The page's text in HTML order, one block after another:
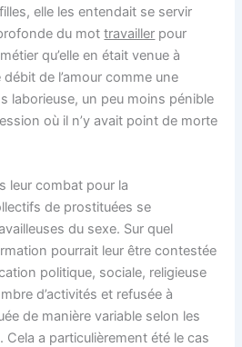
elle les entendait se servir
du mottravailler pour
qu’elle en était venue à
de l’amour comme une
laborieuse, un peu moins pénible
où il n’y avait point de morte
leur combat pour la
de prostituées se
du sexe. Sur quel
pourrait leur être contestée
politique, sociale, religieuse
d’activités et refusée à
de manière variable selon les
a particulièrement été le cas